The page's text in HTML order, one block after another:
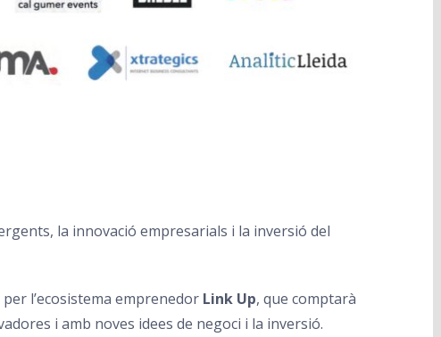
la innovació empresarials i la inversió del
l’ecosistema emprenedor Link Up, que comptarà
i amb noves idees de negoci i la inversió.